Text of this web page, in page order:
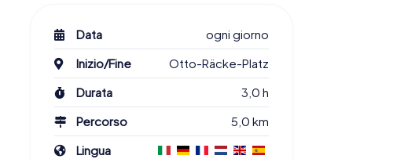
Data
ogni giorno
Inizio/Fine
Otto-Räcke-Platz
Durata
3,0 h
Percorso
5,0 km
Lingua